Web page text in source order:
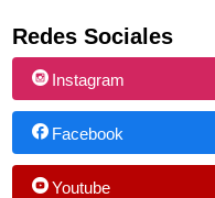
Redes Sociales
Instagram
Facebook
Youtube